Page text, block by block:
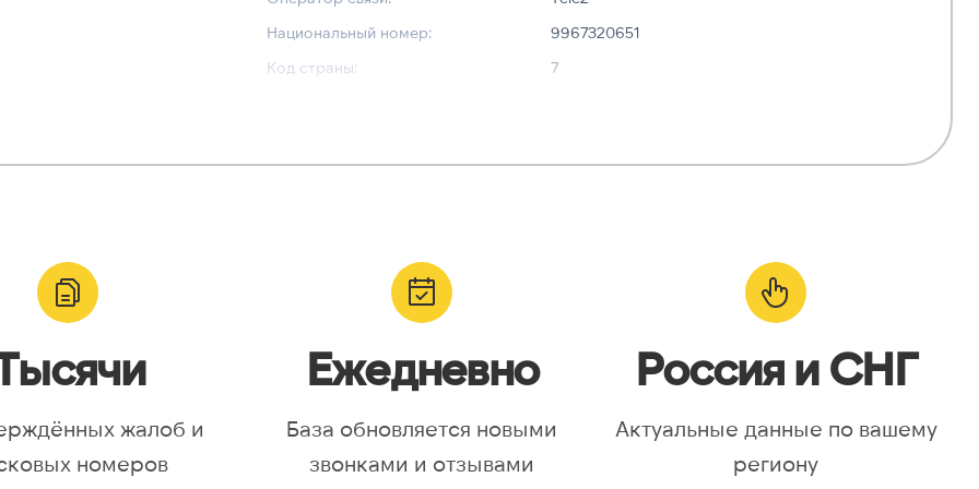
Национальный номер:
9967320651
Код страны:
7
Asia/Yekaterinburg,
Moscow, Europe/Samara
Валидный номер:
✓ Да
жалоб и
номеров
Ежедневно
База обновляется новыми
звонками и отзывами
Россия и СНГ
Актуальные данные по вашему
региону